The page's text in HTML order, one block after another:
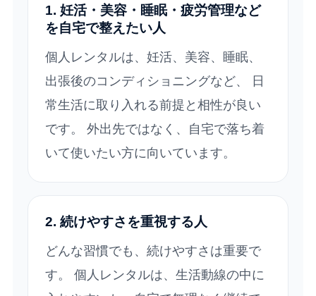
1. 妊活・美容・睡眠・疲労管理など
を自宅で整えたい人
個人レンタルは、妊活、美容、睡眠、
出張後のコンディショニングなど、 日
常生活に取り入れる前提と相性が良い
です。 外出先ではなく、自宅で落ち着
いて使いたい方に向いています。
2. 続けやすさを重視する人
どんな習慣でも、続けやすさは重要で
す。 個人レンタルは、生活動線の中に